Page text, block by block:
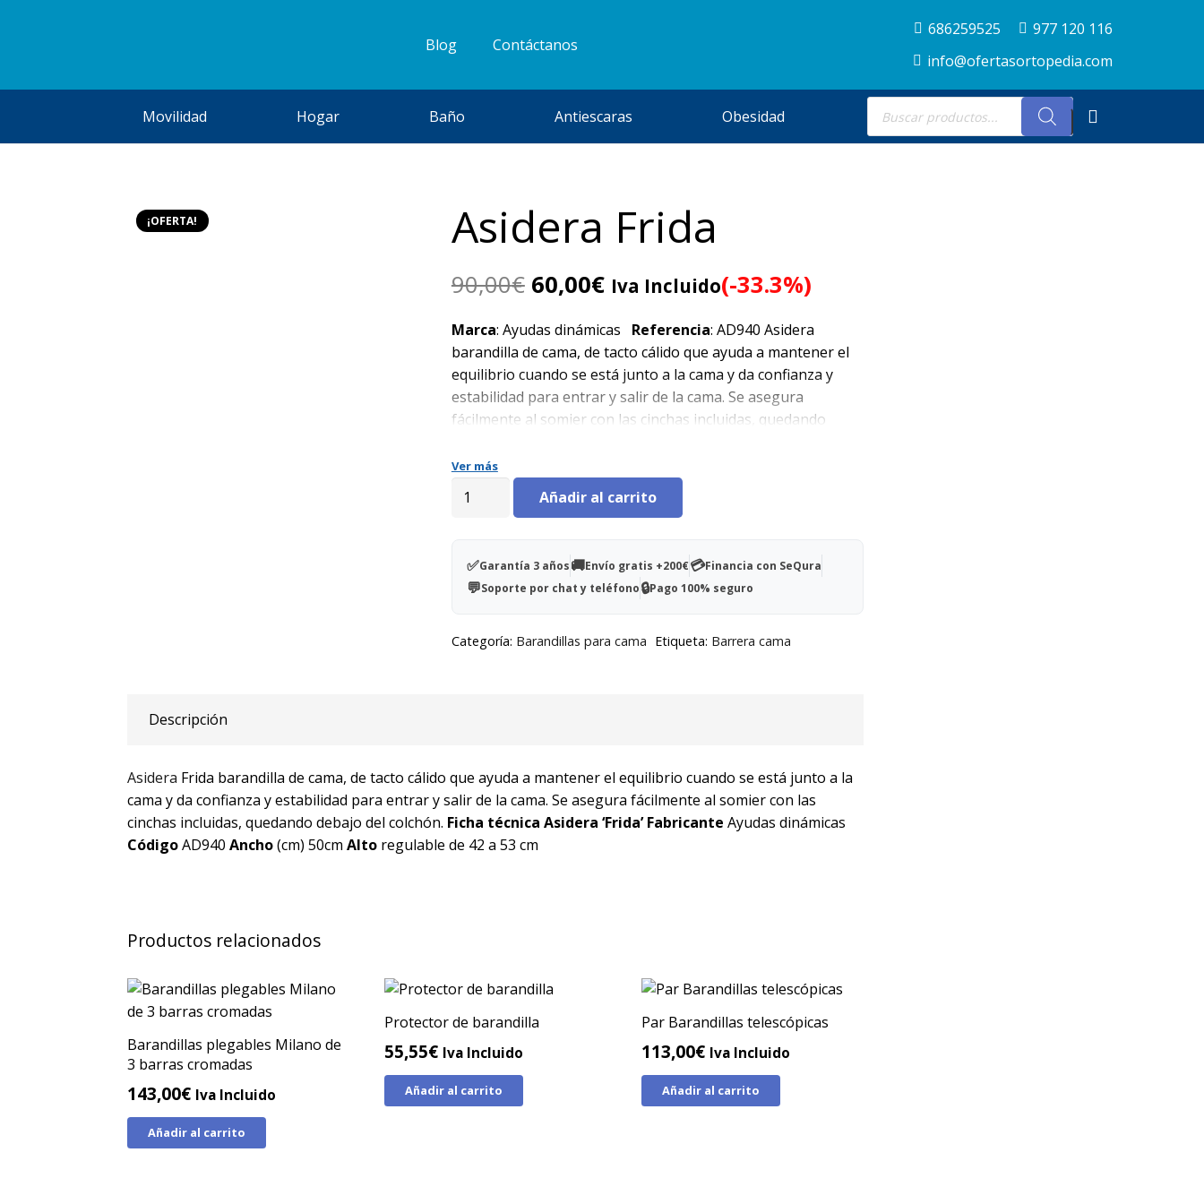
Blog Contáctanos
686259525
977 120 116
info@ofertasortopedia.com
Movilidad Hogar Baño Antiescaras Obesidad
Búsqueda
de
productos
¡OFERTA! Asidera Frida
90,00€ El
precio
original
era:
90,00€.
60,00€El
actual
es:
60,00€.
Iva Incluido(-33.3%)
Marca: Ayudas dinámicas Referencia: AD940 Asidera
barandilla de cama, de tacto cálido que ayuda a mantener el
equilibrio cuando se está junto a la cama y da confianza y
estabilidad para entrar y salir de la cama. Se asegura
fácilmente al somier con las cinchas incluidas, quedando
Ver más
Asidera
Añadir al carrito
✅Garantía 3 años🚚Envío gratis +200€💳Financia con SeQura
💬Soporte por chat y teléfono🔒Pago 100% seguro
Categoría: Barandillas para cama Etiqueta: Barrera cama
Descripción
Asidera Frida barandilla de cama, de tacto cálido que ayuda a mantener el equilibrio cuando se está junto a la
cama y da confianza y estabilidad para entrar y salir de la cama. Se asegura fácilmente al somier con las
cinchas incluidas, quedando debajo del colchón. Ficha técnica Asidera ‘Frida’ Fabricante Ayudas dinámicas
CódigoAD940 Ancho(cm) 50cm Alto regulable de 42 a 53 cm
Productos relacionados
Barandillas plegables Milano de
3 barras cromadas
143,00€ Iva Incluido
Añadir al carrito
Protector de barandilla
55,55€ Iva Incluido
Añadir al carrito
Par Barandillas telescópicas
113,00€ Iva Incluido
Añadir al carrito